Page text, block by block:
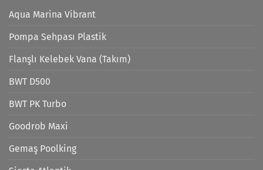
Aqua Marina Vibrant
Pompa Sehpası Plastik
Flanşlı Kelebek Vana (Takım)
BWT D500
BWT PK Turbo
Goodrob Maxi
Gemaş Poolking